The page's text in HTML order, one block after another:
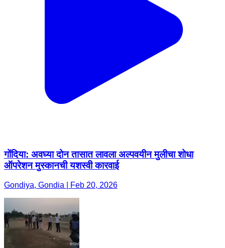
गोंदिया: अवघ्या दोन तासात लावला अल्पवयीन मुलीचा शोधा
ऑपरेशन मुस्कानची यशस्वी कारवाई
Gondiya, Gondia | Feb 20, 2026